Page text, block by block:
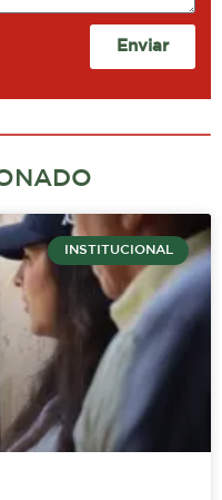
Enviar
INSTITUCIONAL